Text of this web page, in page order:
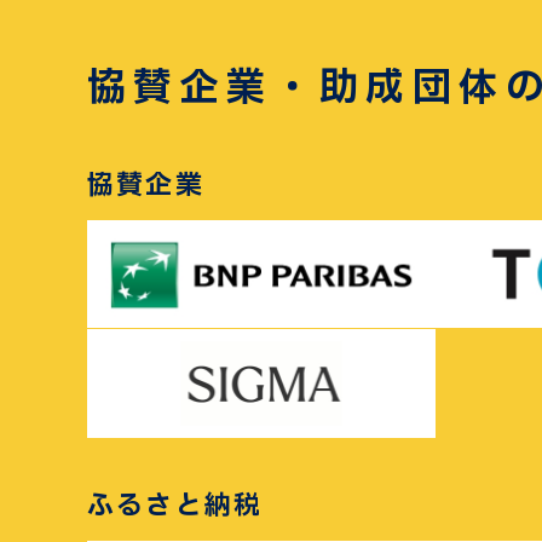
協賛企業・助成団体
協賛企業
ふるさと納税